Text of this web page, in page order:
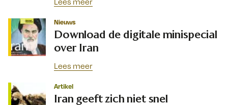
Nieuws
Download de digitale minispecial
over Iran
Lees meer
Artikel
Iran geeft zich niet snel